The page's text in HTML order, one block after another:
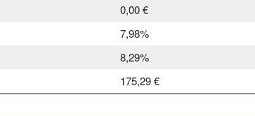
0,00 €
7,98%
8,29%
175,29 €